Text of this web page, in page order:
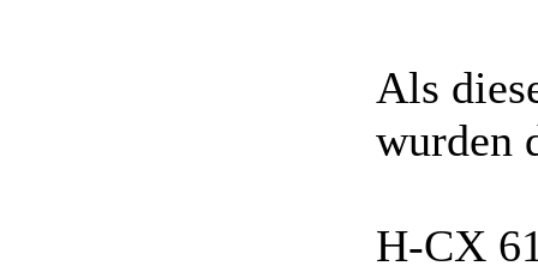
Als
wurden
H-CX